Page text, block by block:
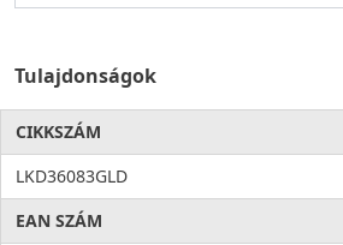
Tulajdonságok
CIKKSZÁM
LKD36083GLD
EAN SZÁM